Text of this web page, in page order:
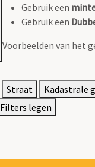
Gebruik een
Gebruik een
Voorbeelden van het
Straat Kadastrale
Filters legen